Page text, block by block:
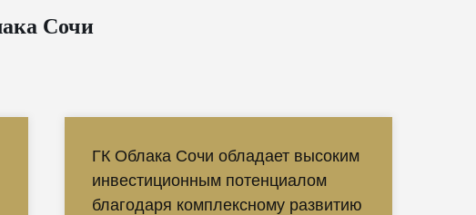
Сочи
ГК Облака Сочи обладает высоким
инвестиционным потенциалом
благодаря комплексному развитию